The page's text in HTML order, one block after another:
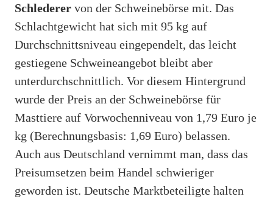
Schlederer von der Schweinebörse mit. Das
Schlachtgewicht hat sich mit 95 kg auf
Durchschnittsniveau eingependelt, das leicht
gestiegene Schweineangebot bleibt aber
unterdurchschnittlich. Vor diesem Hintergrund
wurde der Preis an der Schweinebörse für
Masttiere auf Vorwochenniveau von 1,79 Euro je
kg (Berechnungsbasis: 1,69 Euro) belassen.
Auch aus Deutschland vernimmt man, dass das
Preisumsetzen beim Handel schwieriger
geworden ist. Deutsche Marktbeteiligte halten